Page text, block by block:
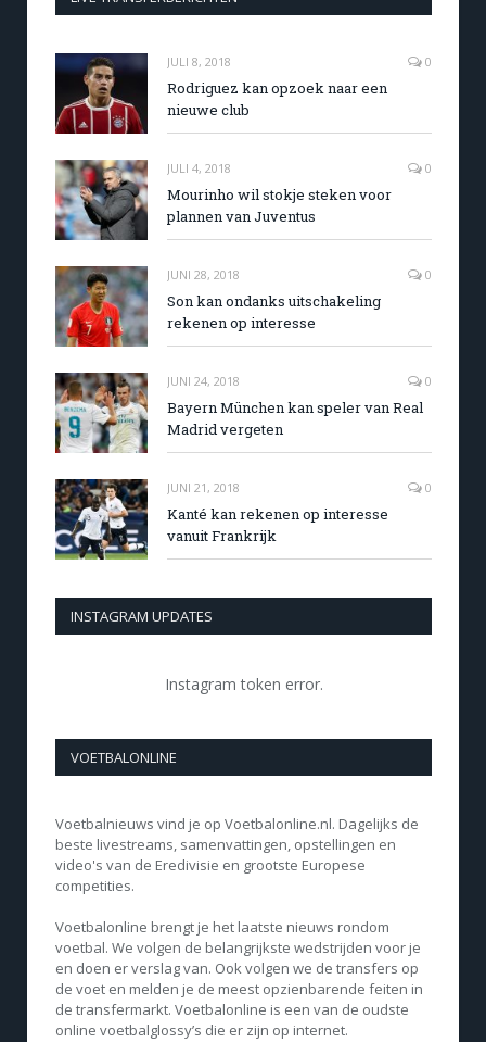
JULI 8, 2018 0
Rodriguez kan opzoek naar een
nieuwe club
JULI 4, 2018 0
Mourinho wil stokje steken voor
plannen van Juventus
JUNI 28, 2018 0
Son kan ondanks uitschakeling
rekenen op interesse
JUNI 24, 2018 0
Bayern München kan speler van Real
Madrid vergeten
JUNI 21, 2018 0
Kanté kan rekenen op interesse
vanuit Frankrijk
INSTAGRAM UPDATES
Instagram token error.
VOETBALONLINE
Voetbalnieuws vind je op Voetbalonline.nl. Dagelijks de
beste livestreams, samenvattingen, opstellingen en
video's van de Eredivisie en grootste Europese
competities.
Voetbalonline brengt je het laatste nieuws rondom
voetbal. We volgen de belangrijkste wedstrijden voor je
en doen er verslag van. Ook volgen we de transfers op
de voet en melden je de meest opzienbarende feiten in
de transfermarkt. Voetbalonline is een van de oudste
online voetbalglossy’s die er zijn op internet.